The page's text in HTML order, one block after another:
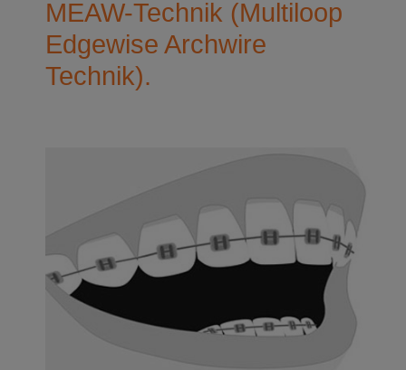
MEAW-Technik (Multiloop
Edgewise Archwire
Technik).